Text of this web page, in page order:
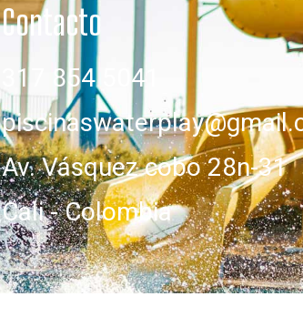
Contacto
317 854 5041
Av. Vásquez cobo 28n-31
Cali - Colombia